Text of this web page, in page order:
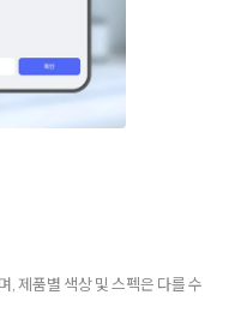
, 제품별 색상 및 스펙은 다를 수